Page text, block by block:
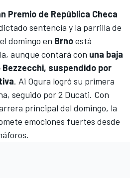
Premio de República Checa
sentencia y la parrilla de
domingo en Brnoestá
aunque contará con una baja
suspendido por
. Ai Ogura logró su primera
seguido por 2 Ducati. Con
principal del domingo, la
emociones fuertes desde